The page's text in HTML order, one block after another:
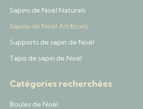
Sapins de Noël Naturels
Sapins de Noël Artificiels
Supports de sapin de Noël
Tapis de sapin de Noël
Catégories recherchées
Boules de Noël